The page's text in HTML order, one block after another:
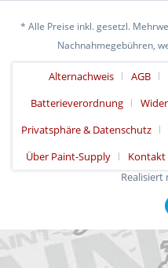
* Alle Preise inkl. gesetzl.
Nachnahmegebühren,
Alternachweis AGB
Batterieverordnung
Privatsphäre & Datenschutz
Über Paint-Supply
Kontakt
Realisiert